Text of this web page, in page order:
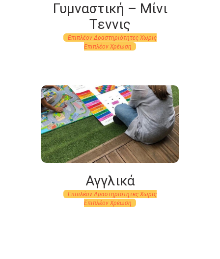
Γυμναστική – Μίνι
Tεννις
Επιπλέον Δραστηριότητες Χωρις
Eπιπλέον Xρέωση
Αγγλικά
Επιπλέον Δραστηριότητες Χωρις
Eπιπλέον Xρέωση